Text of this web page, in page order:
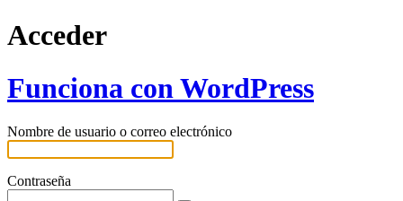
Acceder
Funciona con WordPress
Nombre de usuario o correo electrónico
Contraseña